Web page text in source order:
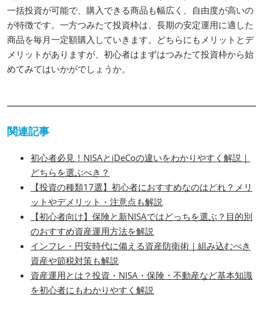
一括投資が可能で、購入できる商品も幅広く、自由度が高いの
が特徴です。一方つみたて投資枠は、長期の安定運用に適した
商品を毎月一定額購入していきます。どちらにもメリットとデ
メリットがありますが、初心者はまずはつみたて投資枠から始
めてみてはいかがでしょうか。
関連記事
初心者必見！NISAとiDeCoの違いをわかりやすく解説｜
どちらを選ぶべき？
【投資の種類17選】初心者におすすめなのはどれ？メリ
ットやデメリット・注意点も解説
【初心者向け】保険と新NISAではどっちを選ぶ？目的別
のおすすめ資産運用方法を解説
インフレ・円安時代に備える資産防衛術｜組み込むべき
資産や節税対策も解説
資産運用とは？投資・NISA・保険・不動産など基本知識
を初心者にもわかりやすく解説